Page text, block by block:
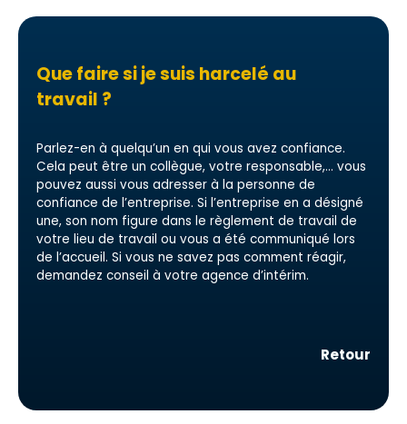
Que faire si je suis harcelé au
travail ?
Parlez-en à quelqu’un en qui vous avez confiance.
Cela peut être un collègue, votre responsable,… vous
pouvez aussi vous adresser à la personne de
confiance de l’entreprise. Si l’entreprise en a désigné
une, son nom figure dans le règlement de travail de
votre lieu de travail ou vous a été communiqué lors
de l’accueil. Si vous ne savez pas comment réagir,
demandez conseil à votre agence d’intérim.
Retour